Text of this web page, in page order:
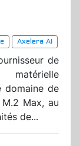
Axelera AI
de
domaine de
Max, au
de...